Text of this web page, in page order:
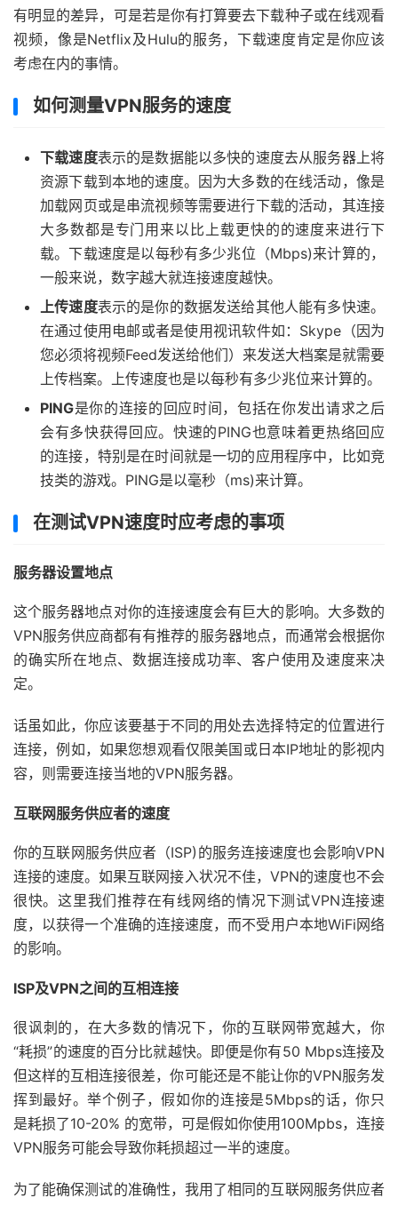
有明显的差异，可是若是你有打算要去下载种子或在线观看
视频，像是Netflix及Hulu的服务，下载速度肯定是你应该
考虑在内的事情。
如何测量VPN服务的速度
下载速度表示的是数据能以多快的速度去从服务器上将
资源下载到本地的速度。因为大多数的在线活动，像是
加载网页或是串流视频等需要进行下载的活动，其连接
大多数都是专门用来以比上载更快的的速度来进行下
载。下载速度是以每秒有多少兆位（Mbps)来计算的，
一般来说，数字越大就连接速度越快。
上传速度表示的是你的数据发送给其他人能有多快速。
在通过使用电邮或者是使用视讯软件如：Skype（因为
您必须将视频Feed发送给他们）来发送大档案是就需要
上传档案。上传速度也是以每秒有多少兆位来计算的。
PING是你的连接的回应时间，包括在你发出请求之后
会有多快获得回应。快速的PING也意味着更热络回应
的连接，特别是在时间就是一切的应用程序中，比如竞
技类的游戏。PING是以毫秒（ms)来计算。
在测试VPN速度时应考虑的事项
服务器设置地点
这个服务器地点对你的连接速度会有巨大的影响。大多数的
VPN服务供应商都有有推荐的服务器地点，而通常会根据你
的确实所在地点、数据连接成功率、客户使用及速度来决
定。
话虽如此，你应该要基于不同的用处去选择特定的位置进行
连接，例如，如果您想观看仅限美国或日本IP地址的影视内
容，则需要连接当地的VPN服务器。
互联网服务供应者的速度
你的互联网服务供应者（ISP)的服务连接速度也会影响VPN
连接的速度。如果互联网接入状况不佳，VPN的速度也不会
很快。这里我们推荐在有线网络的情况下测试VPN连接速
度，以获得一个准确的连接速度，而不受用户本地WiFi网络
的影响。
ISP及VPN之间的互相连接
很讽刺的，在大多数的情况下，你的互联网带宽越大，你
“耗损”的速度的百分比就越快。即便是你有50 Mbps连接及
但这样的互相连接很差，你可能还是不能让你的VPN服务发
挥到最好。举个例子，假如你的连接是5Mbps的话，你只
是耗损了10-20% 的宽带，可是假如你使用100Mpbs，连接
VPN服务可能会导致你耗损超过一半的速度。
为了能确保测试的准确性，我用了相同的互联网服务供应者